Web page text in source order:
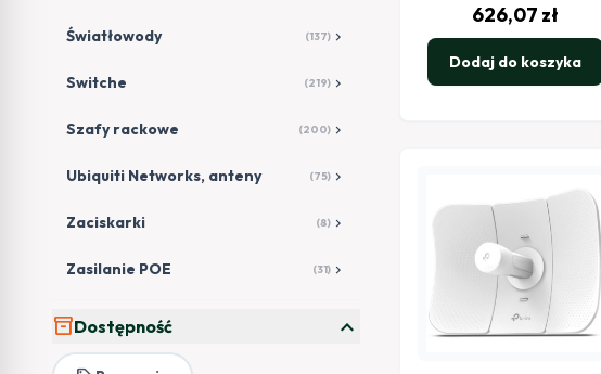
Światłowody (137) chevron_right
Switche (219) chevron_right
Szafy rackowe (200) chevron_right
Ubiquiti Networks, anteny (75) chevron_right
Zaciskarki (8) chevron_right
Zasilanie POE (31) chevron_right
inventory_2Dostępność expand_more
626,07 zł
Dodaj do koszyka